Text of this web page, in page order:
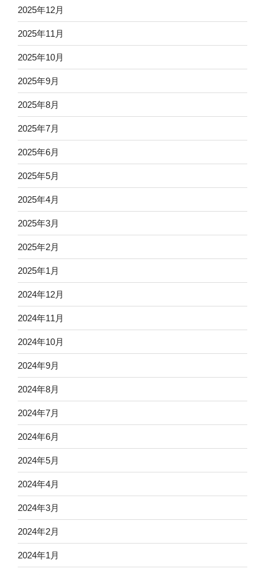
2025年12月
2025年11月
2025年10月
2025年9月
2025年8月
2025年7月
2025年6月
2025年5月
2025年4月
2025年3月
2025年2月
2025年1月
2024年12月
2024年11月
2024年10月
2024年9月
2024年8月
2024年7月
2024年6月
2024年5月
2024年4月
2024年3月
2024年2月
2024年1月